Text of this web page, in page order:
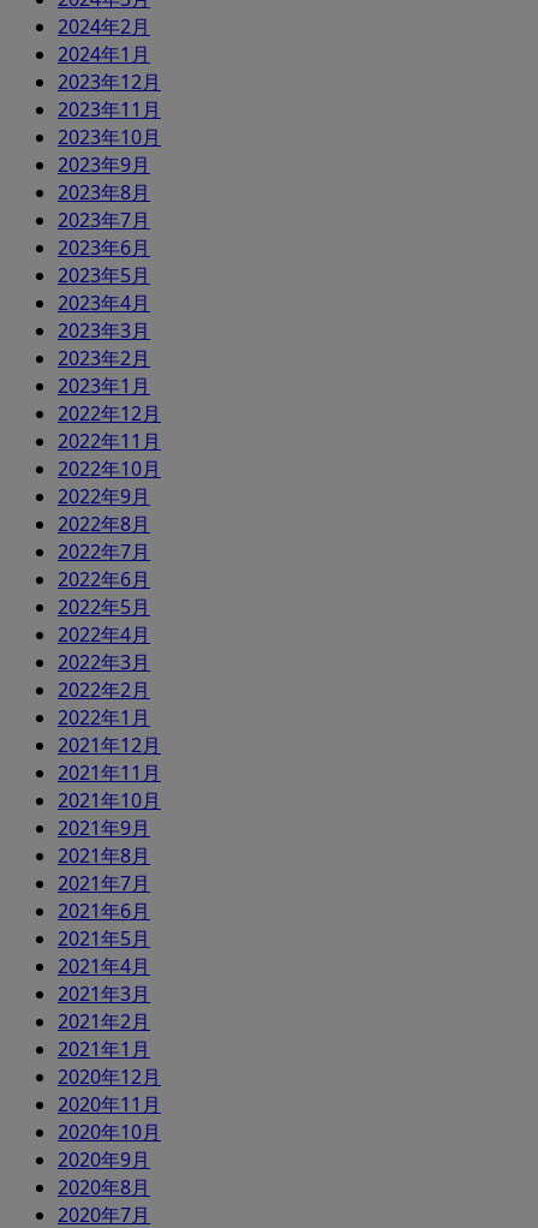
2024年2月
2024年1月
2023年12月
2023年11月
2023年10月
2023年9月
2023年8月
2023年7月
2023年6月
2023年5月
2023年4月
2023年3月
2023年2月
2023年1月
2022年12月
2022年11月
2022年10月
2022年9月
2022年8月
2022年7月
2022年6月
2022年5月
2022年4月
2022年3月
2022年2月
2022年1月
2021年12月
2021年11月
2021年10月
2021年9月
2021年8月
2021年7月
2021年6月
2021年5月
2021年4月
2021年3月
2021年2月
2021年1月
2020年12月
2020年11月
2020年10月
2020年9月
2020年8月
2020年7月